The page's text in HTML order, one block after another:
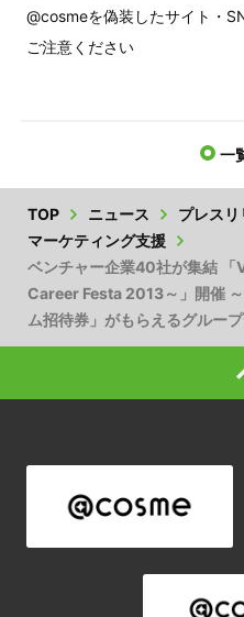
@cosmeを偽装したサイト・
ご注意ください
一
TOP ニュース
プレスリ
マーケティング支援
ベンチャー企業40社が集結
Career Festa 2013～」開催
ム招待券」がもらえるグルー